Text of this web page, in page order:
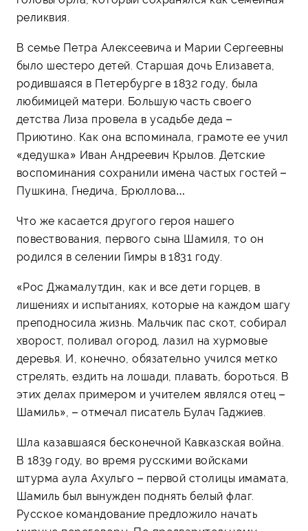
реликвия.
В семье Петра Алексеевича и Марии Сергеевны
было шестеро детей. Старшая дочь Елизавета,
родившаяся в Петербурге в 1832 году, была
любимицей матери. Большую часть своего
детства Лиза провела в усадьбе деда –
Приютино. Как она вспоминала, грамоте ее учил
«дедушка» Иван Андреевич Крылов. Детские
воспоминания сохранили имена частых гостей –
Пушкина, Гнедича, Брюллова…
Что же касается другого героя нашего
повествования, первого сына Шамиля, то он
родился в селении Гимры в 1831 году.
«Рос Джамалутдин, как и все дети горцев, в
лишениях и испытаниях, которые на каждом шагу
преподносила жизнь. Мальчик пас скот, собирал
хворост, поливал огород, лазил на хурмовые
деревья. И, конечно, обязательно учился метко
стрелять, ездить на лошади, плавать, бороться. В
этих делах примером и учителем являлся отец –
Шамиль», – отмечал писатель Булач Гаджиев.
Шла казавшаяся бесконечной Кавказская война.
В 1839 году, во время русскими войсками
штурма аула Ахульго – первой столицы имамата,
Шамиль был вынужден поднять белый флаг.
Русское командование предложило начать